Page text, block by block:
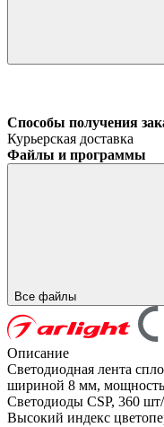
Способы получения
Курьерская доставка
Файлы и программы
Все файлы
Описание
Светодиодная лента
шириной 8 мм,
Светодиоды CSP, 360
Высокий индекс